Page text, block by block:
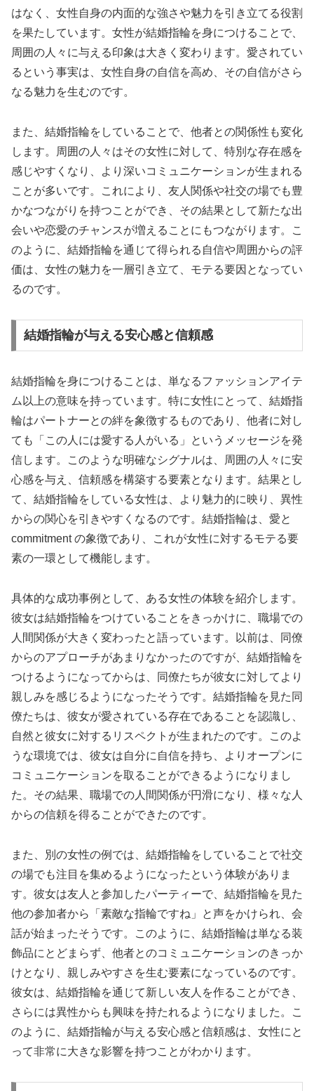
はなく、女性自身の内面的な強さや魅力を引き立てる役割
を果たしています。女性が結婚指輪を身につけることで、
周囲の人々に与える印象は大きく変わります。愛されてい
るという事実は、女性自身の自信を高め、その自信がさら
なる魅力を生むのです。
また、結婚指輪をしていることで、他者との関係性も変化
します。周囲の人々はその女性に対して、特別な存在感を
感じやすくなり、より深いコミュニケーションが生まれる
ことが多いです。これにより、友人関係や社交の場でも豊
かなつながりを持つことができ、その結果として新たな出
会いや恋愛のチャンスが増えることにもつながります。こ
のように、結婚指輪を通じて得られる自信や周囲からの評
価は、女性の魅力を一層引き立て、モテる要因となってい
るのです。
結婚指輪が与える安心感と信頼感
結婚指輪を身につけることは、単なるファッションアイテ
ム以上の意味を持っています。特に女性にとって、結婚指
輪はパートナーとの絆を象徴するものであり、他者に対し
ても「この人には愛する人がいる」というメッセージを発
信します。このような明確なシグナルは、周囲の人々に安
心感を与え、信頼感を構築する要素となります。結果とし
て、結婚指輪をしている女性は、より魅力的に映り、異性
からの関心を引きやすくなるのです。結婚指輪は、愛と
commitment の象徴であり、これが女性に対するモテる要
素の一環として機能します。
具体的な成功事例として、ある女性の体験を紹介します。
彼女は結婚指輪をつけていることをきっかけに、職場での
人間関係が大きく変わったと語っています。以前は、同僚
からのアプローチがあまりなかったのですが、結婚指輪を
つけるようになってからは、同僚たちが彼女に対してより
親しみを感じるようになったそうです。結婚指輪を見た同
僚たちは、彼女が愛されている存在であることを認識し、
自然と彼女に対するリスペクトが生まれたのです。このよ
うな環境では、彼女は自分に自信を持ち、よりオープンに
コミュニケーションを取ることができるようになりまし
た。その結果、職場での人間関係が円滑になり、様々な人
からの信頼を得ることができたのです。
また、別の女性の例では、結婚指輪をしていることで社交
の場でも注目を集めるようになったという体験がありま
す。彼女は友人と参加したパーティーで、結婚指輪を見た
他の参加者から「素敵な指輪ですね」と声をかけられ、会
話が始まったそうです。このように、結婚指輪は単なる装
飾品にとどまらず、他者とのコミュニケーションのきっか
けとなり、親しみやすさを生む要素になっているのです。
彼女は、結婚指輪を通じて新しい友人を作ることができ、
さらには異性からも興味を持たれるようになりました。こ
のように、結婚指輪が与える安心感と信頼感は、女性にと
って非常に大きな影響を持つことがわかります。